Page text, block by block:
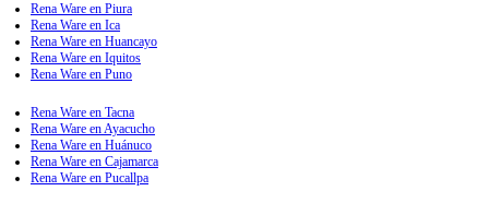
Rena Ware en Piura
Rena Ware en Ica
Rena Ware en Huancayo
Rena Ware en Iquitos
Rena Ware en Puno
Rena Ware en Tacna
Rena Ware en Ayacucho
Rena Ware en Huánuco
Rena Ware en Cajamarca
Rena Ware en Pucallpa